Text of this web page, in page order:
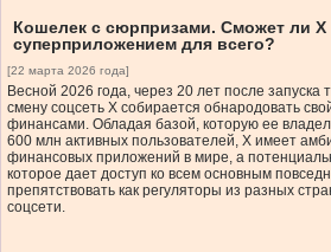
Кошелек с сюрпризами. Сможет ли Х
суперприложением для всего?
[22 марта 2026 года]
Весной 2026 года, через 20 лет после
смену соцсеть Х собирается обнародовать
финансами. Обладая базой, которую ее
600 млн активных пользователей, Х имеет
финансовых приложений в мире, а
которое дает доступ ко всем основным
препятствовать как регуляторы из разных
соцсети.